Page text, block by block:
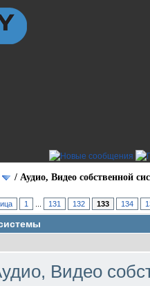
/ Аудио, Видео собственной
1 131 132 133 134
Видео